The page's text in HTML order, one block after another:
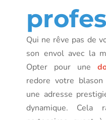
Qui ne rêve pas de
son envol avec la
Opter pour une
redore votre
une adresse
dynamique. Cela